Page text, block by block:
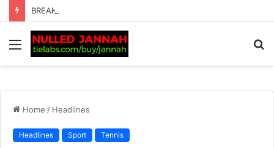
Menu
Home / Headlines
Headlines Sport Tennis